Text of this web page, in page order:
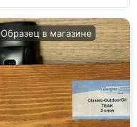
Образец в магазине